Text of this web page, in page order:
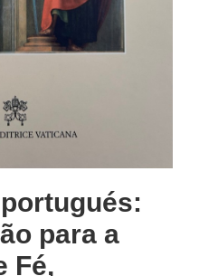
para a
Fé,